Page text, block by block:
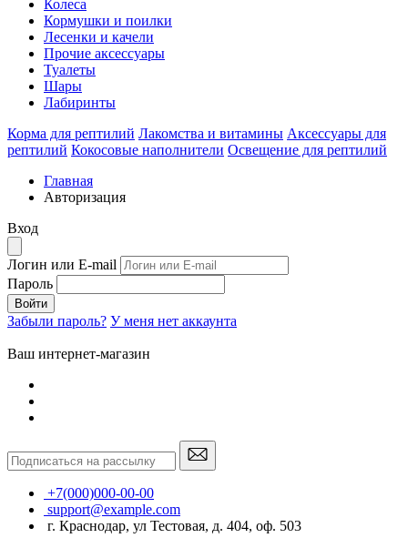
Колеса
Кормушки и поилки
Лесенки и качели
Прочие аксессуары
Туалеты
Шары
Лабиринты
Корма для рептилий Лакомства и витамины Аксессуары для
рептилий Кокосовые наполнители Освещение для рептилий
Главная
Авторизация
Вход
Логин или E-mail
Пароль
Войти
Забыли пароль? У меня нет аккаунта
Ваш интернет-магазин
+7(000)000-00-00
support@example.com
г. Краснодар, ул Тестовая, д. 404, оф. 503